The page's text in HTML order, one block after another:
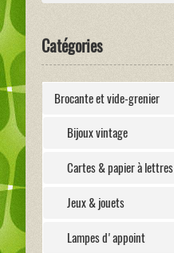
Catégories
Brocante et vide-grenier
Bijoux vintage
Cartes & papier à lettres
Jeux & jouets
Lampes d'appoint